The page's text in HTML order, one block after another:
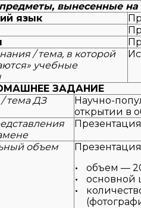
вынесенные на
язык
/ тема, в которой
учебные
ЗАДАНИЕ
тема ДЗ
Научно-
открытии в
объем
объем —
основной